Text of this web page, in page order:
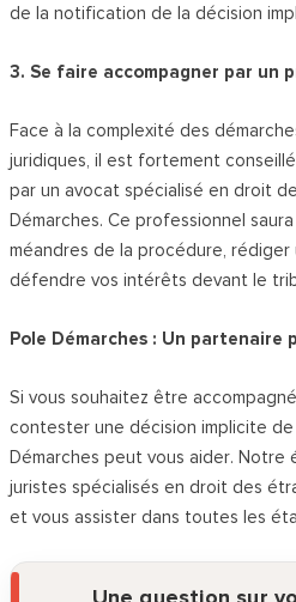
de la notification de la décision
3. Se faire accompagner par un
Face à la complexité des
juridiques, il est fortement
par un avocat spécialisé en droit
Démarches. Ce professionnel
méandres de la procédure,
défendre vos intérêts devant le
Pole Démarches : Un partenaire
Si vous souhaitez être
contester une décision implicite
Démarches peut vous aider. Notre
juristes spécialisés en droit des
et vous assister dans toutes les